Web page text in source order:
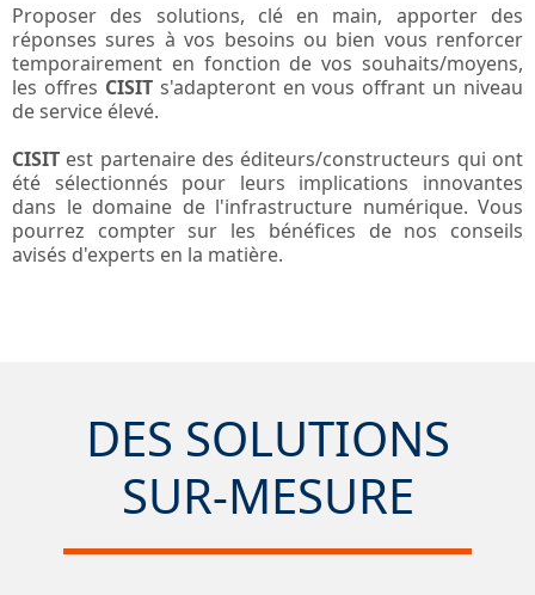
Proposer des solutions, clé en main, apporter des
réponses sures à vos besoins ou bien vous renforcer
temporairement en fonction de vos souhaits/moyens,
les offres CISITs'adapteront en vous offrant un niveau
de service élevé.
CISIT est partenaire des éditeurs/constructeurs qui ont
été sélectionnés pour leurs implications innovantes
dans le domaine de l'infrastructure numérique. Vous
pourrez compter sur les bénéfices de nos conseils
avisés d'experts en la matière.
DES SOLUTIONS
SUR-MESURE